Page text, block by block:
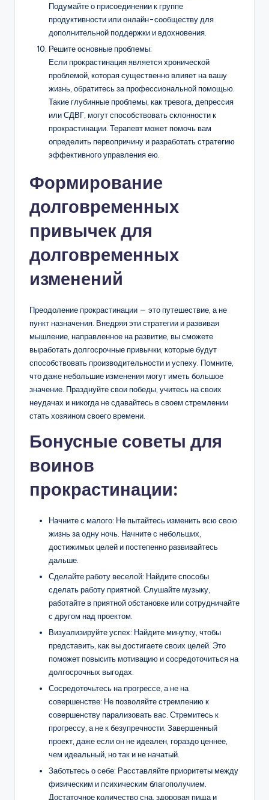
Подумайте о присоединении к группе
продуктивности или онлайн-сообществу для
дополнительной поддержки и вдохновения.
Решите основные проблемы:
Если прокрастинация является хронической
проблемой, которая существенно влияет на вашу
жизнь, обратитесь за профессиональной помощью.
Такие глубинные проблемы, как тревога, депрессия
или СДВГ, могут способствовать склонности к
прокрастинации. Терапевт может помочь вам
определить первопричину и разработать стратегию
эффективного управления ею.
Формирование
долговременных
привычек для
долговременных
изменений
Преодоление прокрастинации — это путешествие, а не
пункт назначения. Внедряя эти стратегии и развивая
мышление, направленное на развитие, вы сможете
выработать долгосрочные привычки, которые будут
способствовать производительности и успеху. Помните,
что даже небольшие изменения могут иметь большое
значение. Празднуйте свои победы, учитесь на своих
неудачах и никогда не сдавайтесь в своем стремлении
стать хозяином своего времени.
Бонусные советы для
воинов
прокрастинации:
Начните с малого: Не пытайтесь изменить всю свою
жизнь за одну ночь. Начните с небольших,
достижимых целей и постепенно развивайтесь
дальше.
Сделайте работу веселой: Найдите способы
сделать работу приятной. Слушайте музыку,
работайте в приятной обстановке или сотрудничайте
с другом над проектом.
Визуализируйте успех: Найдите минутку, чтобы
представить, как вы достигаете своих целей. Это
поможет повысить мотивацию и сосредоточиться на
долгосрочных выгодах.
Сосредоточьтесь на прогрессе, а не на
совершенстве: Не позволяйте стремлению к
совершенству парализовать вас. Стремитесь к
прогрессу, а не к безупречности. Завершенный
проект, даже если он не идеален, гораздо ценнее,
чем идеальный, но так и не начатый.
Заботьтесь о себе: Расставляйте приоритеты между
физическим и психическим благополучием.
Достаточное количество сна, здоровая пища и